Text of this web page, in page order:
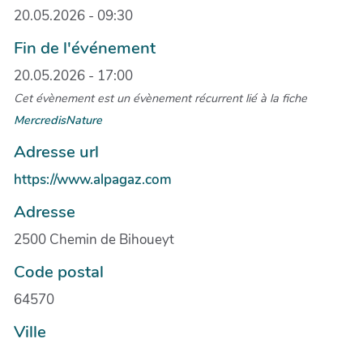
20.05.2026 - 09:30
Fin de l'événement
20.05.2026 - 17:00
Cet évènement est un évènement récurrent lié à la fiche
MercredisNature
Adresse url
https://www.alpagaz.com
Adresse
2500 Chemin de Bihoueyt
Code postal
64570
Ville